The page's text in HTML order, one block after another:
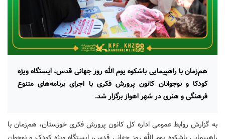
هم‌زمان با راهپیمایی باشکوه یوم الله روز جهانی قدس، ایستگاه ویژه
کودکا و نوجوانان کانون پرورش فکری با اجرای برنامه‌های متنوع
فرهنگی و هنری در شهر اهواز برگزار شد.
به گزارش روابط عمومی اداره کل کانون پرورش فکری خوزستان، هم‌زمان با